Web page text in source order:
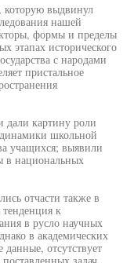
которую выдвинул
нашей
формы и пределы
этапах исторического
с народами
пристальное
дали картину роли
школьной
учащихся; выявили
в национальных
отчасти также в
к
в русло научных
в академических
отсутствует